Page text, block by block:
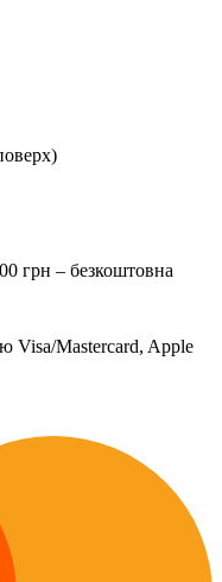
грн – безкоштовна
Visa/Mastercard, Apple